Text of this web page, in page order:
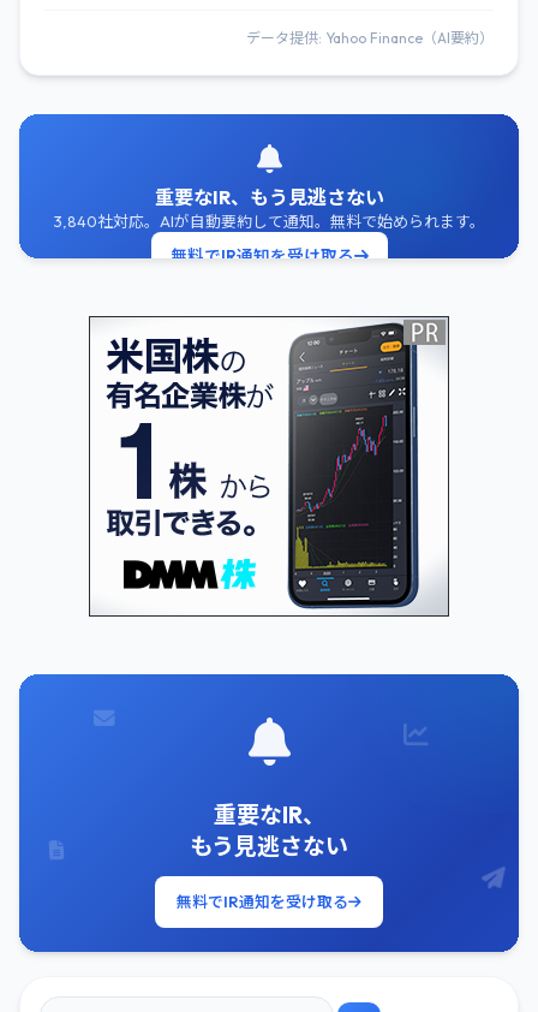
データ提供: Yahoo Finance（AI要約）
重要なIR、もう見逃さない
3,840社対応。AIが自動要約して通知。無料で始められます。
無料でIR通知を受け取る
重要なIR、
もう見逃さない
無料でIR通知を受け取る